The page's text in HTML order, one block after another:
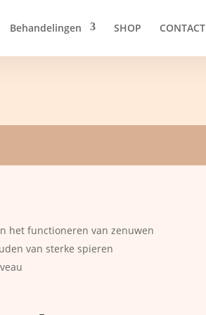
Behandelingen SHOP CONTACT
het functioneren van zenuwen
van sterke spieren